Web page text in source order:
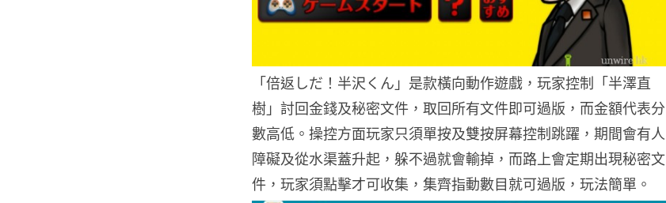
「倍返しだ！半沢くん」是款橫向動作遊戲，玩家控制「半澤直
樹」討回金錢及秘密文件，取回所有文件即可過版，而金額代表分
數高低。操控方面玩家只須單按及雙按屏幕控制跳躍，期間會有人
障礙及從水渠蓋升起，躲不過就會輸掉，而路上會定期出現秘密文
件，玩家須點擊才可收集，集齊指動數目就可過版，玩法簡單。